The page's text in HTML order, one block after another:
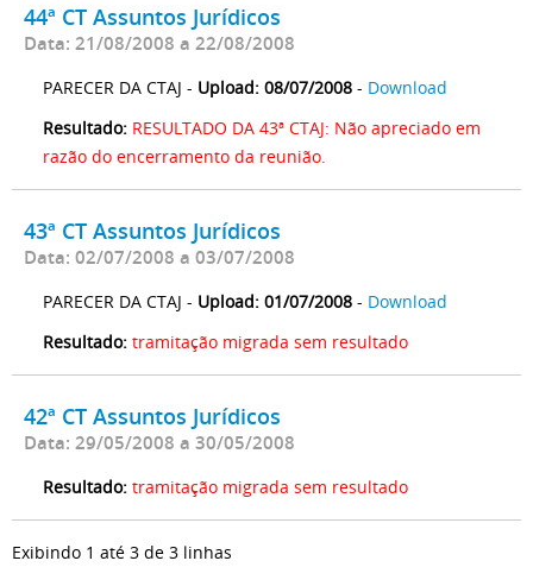
44ª CT Assuntos Jurídicos
Data: 21/08/2008 a 22/08/2008
PARECER DA CTAJ - Upload: 08/07/2008 - Download
Resultado: RESULTADO DA 43ª CTAJ: Não apreciado em
razão do encerramento da reunião.
43ª CT Assuntos Jurídicos
Data: 02/07/2008 a 03/07/2008
PARECER DA CTAJ - Upload: 01/07/2008 - Download
Resultado: tramitação migrada sem resultado
42ª CT Assuntos Jurídicos
Data: 29/05/2008 a 30/05/2008
Resultado: tramitação migrada sem resultado
Exibindo 1 até 3 de 3 linhas